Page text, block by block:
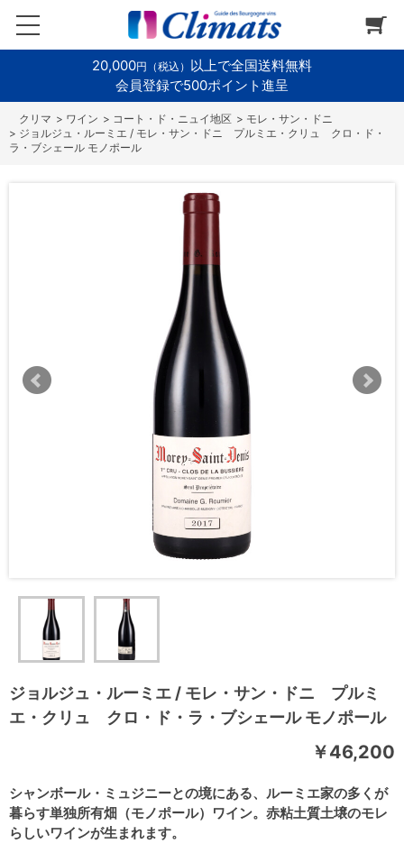
20,000円（税込） 以上で全国送料無料
会員登録で500ポイント進呈
> ワイン > コート・ド・ニュイ地区 > モレ・サン・ドニ
> ジョルジュ・ルーミエ / モレ・サン・ドニ プルミエ・クリュ クロ・ド・
ラ・ブシェール モノポール
ジョルジュ・ルーミエ / モレ・サン・ドニ プルミ
エ・クリュ クロ・ド・ラ・ブシェール モノポール
シャンボール・ミュジニーとの境にある、ルーミエ家の多くが
暮らす単独所有畑（モノポール）ワイン。赤粘土質土壌のモレ
らしいワインが生まれます。
￥46,200